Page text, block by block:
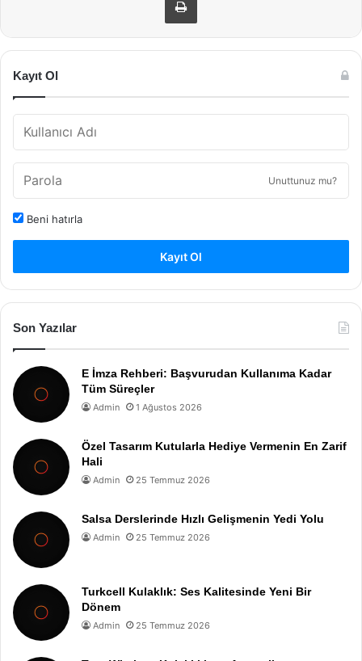
Kayıt Ol
Unuttunuz mu?
Beni hatırla
Kayıt Ol
Son Yazılar
E İmza Rehberi: Başvurudan Kullanıma Kadar
Tüm Süreçler
Admin 1 Ağustos 2026
Özel Tasarım Kutularla Hediye Vermenin En Zarif
Hali
Admin 25 Temmuz 2026
Salsa Derslerinde Hızlı Gelişmenin Yedi Yolu
Admin 25 Temmuz 2026
Turkcell Kulaklık: Ses Kalitesinde Yeni Bir
Dönem
Admin 25 Temmuz 2026